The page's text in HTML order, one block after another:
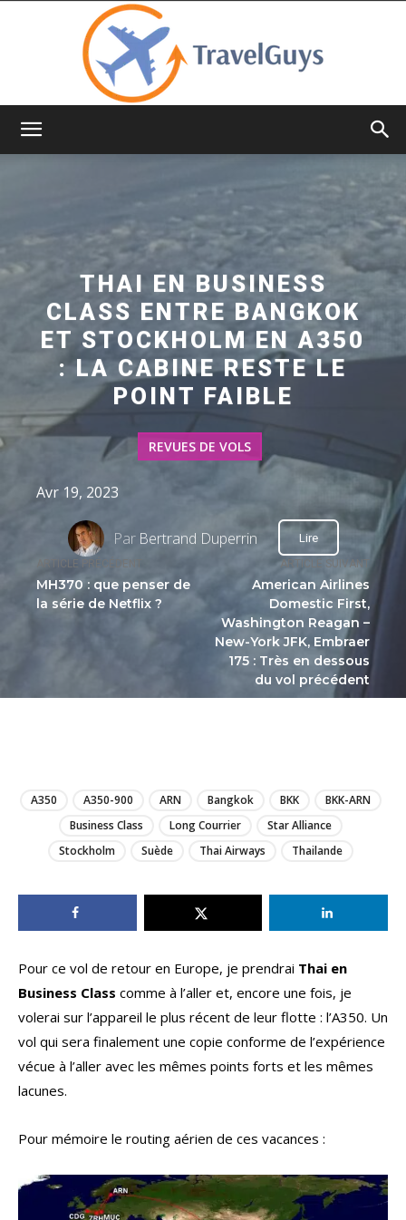
ARTICLE PRÉCÉDENT
MH370 : que penser de
la série de Netflix ?
ARTICLE SUIVANT
American Airlines
Domestic First,
Washington Reagan –
New-York JFK, Embraer
175 : Très en dessous
du vol précédent
THAI EN BUSINESS
CLASS ENTRE BANGKOK
ET STOCKHOLM EN A350
: LA CABINE RESTE LE
POINT FAIBLE
REVUES DE VOLS
Avr 19, 2023
Par Bertrand Duperrin Lire
A350 A350-900 ARN Bangkok BKK
BKK-ARN
Business Class
Long Courrier
Star Alliance
Stockholm
Suède Thai Airways Thailande
Pour ce vol de retour en Europe, je prendrai Thai en
Business Class comme à l’aller et, encore une fois, je
volerai sur l’appareil le plus récent de leur flotte : l’A350. Un
vol qui sera finalement une copie conforme de l’expérience
vécue à l’aller avec les mêmes points forts et les mêmes
lacunes.
Pour mémoire le routing aérien de ces vacances :